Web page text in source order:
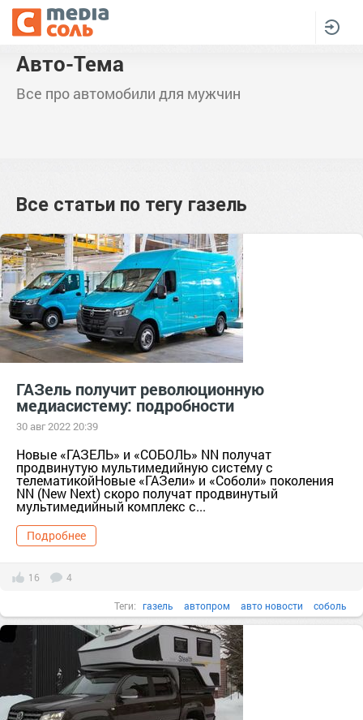
Авто-Тема
Все про автомобили для мужчин
Все статьи по тегу газель
ГАЗель получит революционную
медиасистему: подробности
30 авг 2022 20:39
Новые «ГАЗЕЛЬ» и «СОБОЛЬ» NN получат
продвинутую мультимедийную систему с
телематикойНовые «ГАЗели» и «Соболи» поколения
NN (New Next) скоро получат продвинутый
мультимедийный комплекс с...
Подробнее
16 4
Теги: газель автопром авто новости соболь